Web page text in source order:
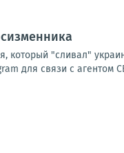
который "сливал"
для связи с агентом